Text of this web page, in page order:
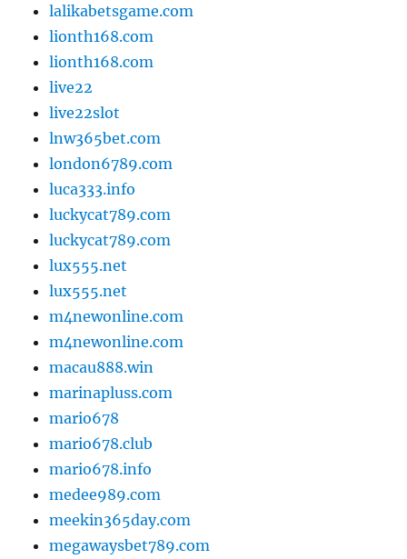
lalikabetsgame.com
lionth168.com
lionth168.com
live22
live22slot
lnw365bet.com
london6789.com
luca333.info
luckycat789.com
luckycat789.com
lux555.net
lux555.net
m4newonline.com
m4newonline.com
macau888.win
marinapluss.com
mario678
mario678.club
mario678.info
medee989.com
meekin365day.com
megawaysbet789.com